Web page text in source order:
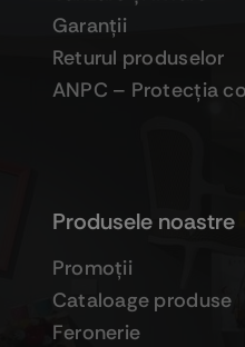
Produsele noastre
Promoţii
Cataloage produse
Feronerie
Garanţii
Returul produselor
ANPC – Protecţia